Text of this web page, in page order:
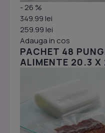
- 26 %
349.99 lei
259.99 lei
Adauga in cos
PACHET 48
ALIMENTE 20.3